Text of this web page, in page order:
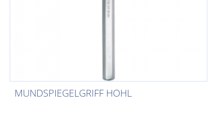
MUNDSPIEGELGRIFF HOHL